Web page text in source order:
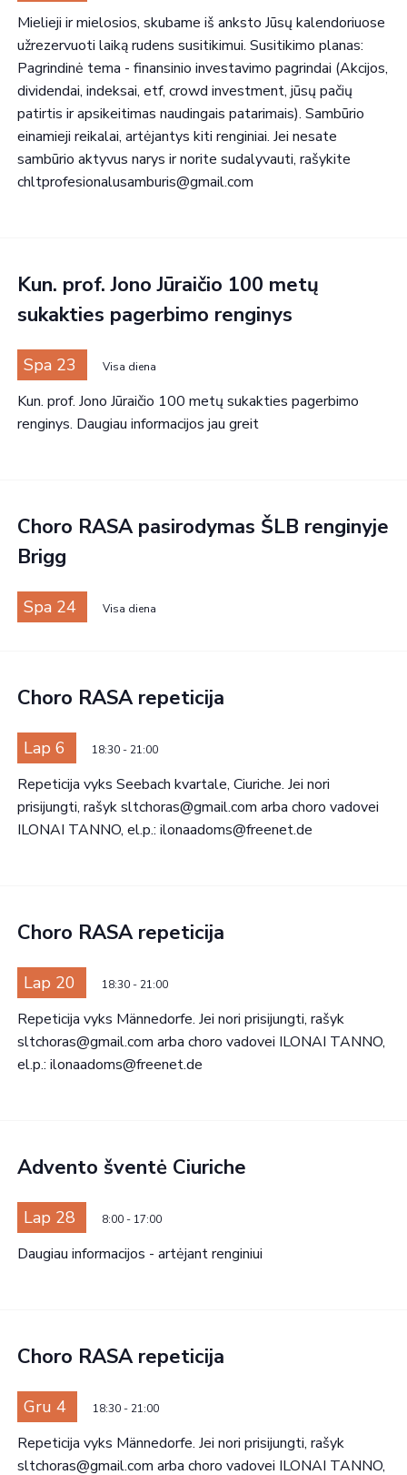
Mielieji ir mielosios, skubame iš anksto Jūsų kalendoriuose
užrezervuoti laiką rudens susitikimui. Susitikimo planas:
Pagrindinė tema - finansinio investavimo pagrindai (Akcijos,
dividendai, indeksai, etf, crowd investment, jūsų pačių
patirtis ir apsikeitimas naudingais patarimais). Sambūrio
einamieji reikalai, artėjantys kiti renginiai. Jei nesate
sambūrio aktyvus narys ir norite sudalyvauti, rašykite
chltprofesionalusamburis@gmail.com
Kun. prof. Jono Jūraičio 100 metų
sukakties pagerbimo renginys
Spa 23 Visa diena
Kun. prof. Jono Jūraičio 100 metų sukakties pagerbimo
renginys. Daugiau informacijos jau greit
Choro RASA pasirodymas ŠLB renginyje
Brigg
Spa 24 Visa diena
Choro RASA repeticija
Lap 6 18:30- 21:00
Repeticija vyks Seebach kvartale, Ciuriche. Jei nori
prisijungti, rašyk sltchoras@gmail.com arba choro vadovei
ILONAI TANNO, el.p.: ilonaadoms@freenet.de
Choro RASA repeticija
Lap 20 18:30- 21:00
Repeticija vyks Männedorfe. Jei nori prisijungti, rašyk
sltchoras@gmail.com arba choro vadovei ILONAI TANNO,
el.p.: ilonaadoms@freenet.de
Advento šventė Ciuriche
Lap 28 8:00- 17:00
Daugiau informacijos - artėjant renginiui
Choro RASA repeticija
Gru 4 18:30- 21:00
Repeticija vyks Männedorfe. Jei nori prisijungti, rašyk
sltchoras@gmail.com arba choro vadovei ILONAI TANNO,